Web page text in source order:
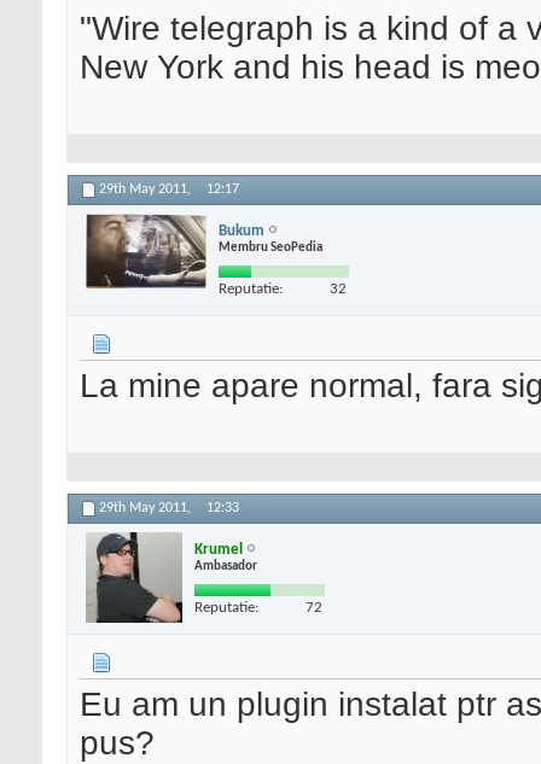
"Wire telegraph is a kind of a
New York and his head is
29th May 2011, 12:17
Bukum
Membru SeoPedia
Reputatie: 32
La mine apare normal, fara
29th May 2011, 12:33
Krumel
Ambasador
Reputatie: 72
Eu am un plugin instalat ptr
pus?